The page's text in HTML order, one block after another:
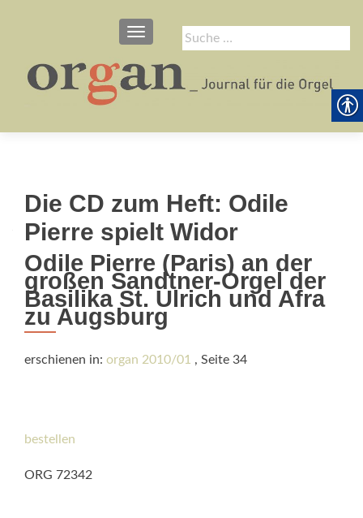
Suche
nach:
SCHALTE NAVIGATION
Die CD zum Heft: Odile
Pierre spielt Widor
Odile Pierre (Paris) an der
großen Sandtner-Orgel der
Basilika St. Ulrich und Afra
zu Augsburg
erschienen in: organ 2010/01 , Seite 34
bestellen
ORG 72342